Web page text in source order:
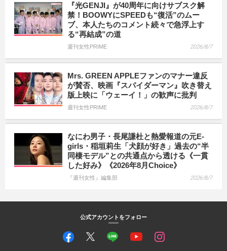
『光GENJI』が40周年に向けサブスク解
禁！BOOWYにSPEEDも“復活”のムー
ブ、本人たちのコメント続々で急浮上す
る“再結成”の道
週刊女性PRIME 2026/8/7
Mrs. GREEN APPLEファンのマナー違反
が賛否、映画『スパイダーマン』吹き替え
版上映に「ウェーイ！」の歓声に批判
週刊女性PRIME 2026/8/7
なにわ男子・長尾謙杜と熱愛報道の元E-
girls・稲垣莉生「犬顔が好き」過去の“半
同棲モデル”との共通点から透ける《一貫
した好み》《2026年8月Choice》
『週刊女性』編集部 2026/8/7
公式アカウントをフォロー